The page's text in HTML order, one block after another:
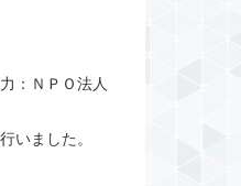
：ＮＰＯ法人
いました。